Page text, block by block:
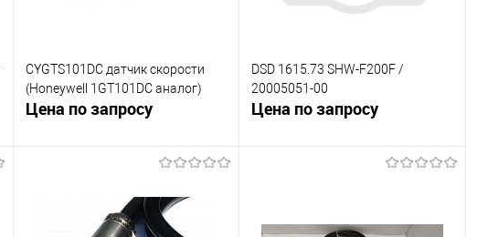
CYGTS101DC датчик скорости
(Honeywell 1GT101DC аналог)
Цена по запросу
В корзину
К сравнению
DSD 1615.73 SHW-F200F /
20005051-00
Цена по запросу
В корзину
К сравнению